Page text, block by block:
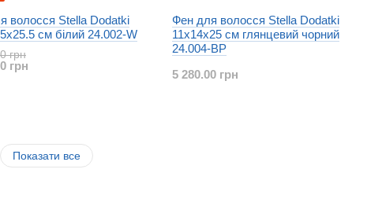
волосся Stella Dodatki
см білий 24.002-W
грн
грн
Фен для волосся Stella Dodatki
11x14x25 см глянцевий чорний
24.004-BP
5 280.00 грн
Показати все